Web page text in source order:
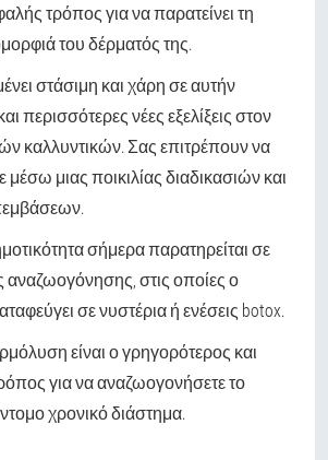
τρόπος για να παρατείνει τη
του δέρματός της.
στάσιμη και χάρη σε αυτήν
περισσότερες νέες εξελίξεις στον
καλλυντικών. Σας επιτρέπουν να
μιας ποικιλίας διαδικασιών και
σήμερα παρατηρείται σε
αναζωογόνησης, στις οποίες ο
σε νυστέρια ή ενέσεις botox.
είναι ο γρηγορότερος και
για να αναζωογονήσετε το
χρονικό διάστημα.